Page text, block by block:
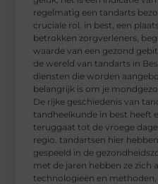
regelmatig een tandarts
cruciale rol. in best, een
betrokken zorgverleners,
waarde van een gezond
de wereld van tandarts in
diensten die worden
belangrijk is om je
De rijke geschiedenis van
tandheelkunde in best heeft
teruggaat tot de vroege
regio. tandartsen hier
gespeeld in de
met de jaren hebben ze zich
technologieën en